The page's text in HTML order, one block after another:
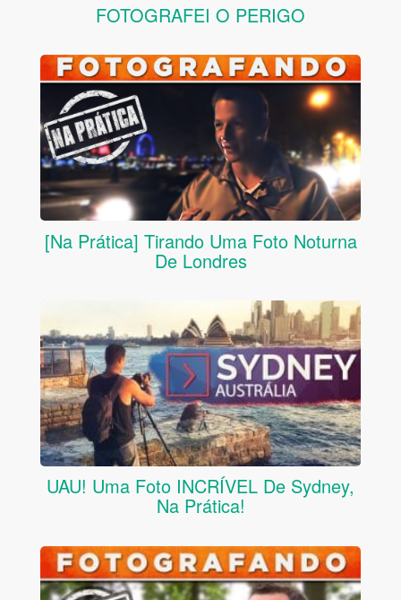
FOTOGRAFEI O PERIGO
[Na Prática] Tirando Uma Foto Noturna
De Londres
UAU! Uma Foto INCRÍVEL De Sydney,
Na Prática!